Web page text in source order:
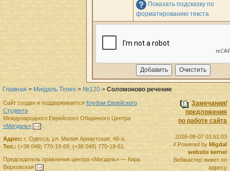
Показать подсказку по
форматированию текста
Главная > Мигдаль Times > №120 > Соломоново речение
Замечания/
предложения
по работе сайта
2026-08-07 03:51:03
// Powered byMigdal
website kernel
Вебмастер живет по
адресу
Сайт создан и поддерживается Клубом Еврейского
Студента
Международного Еврейского Общинного Центра
«Мигдаль»
.
Адрес: г. Одесса, ул. Малая Арнаутская, 46-а.
Тел.: (+38 048) 770-18-69, (+38 048) 770-18-61
Председатель правленияцентра «Мигдаль»— Кира
Верховская
.